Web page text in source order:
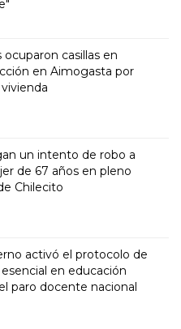
ocuparon casillas en
en Aimogasta por
un intento de robo a
de 67 años en pleno
Chilecito
activó el protocolo de
en educación
paro docente nacional